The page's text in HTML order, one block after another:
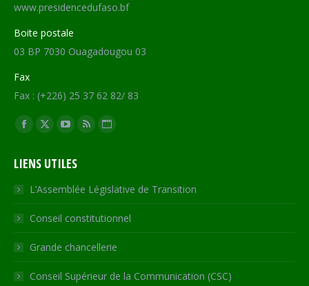
www.presidencedufaso.bf
Boite postale
03 BP 7030 Ouagadougou 03
Fax
Fax : (+226) 25 37 62 82/ 83
Trouvez nous sur :
Facebook
opens
in
new
window
X
opens
in
new
window
YouTube
opens
in
new
window
RSS
in
new
window
Site
opens
in
new
LIENS UTILES
L’Assemblée Législative de Transition
Conseil constitutionnel
Grande chancellerie
Conseil Supérieur de la Communication (CSC)